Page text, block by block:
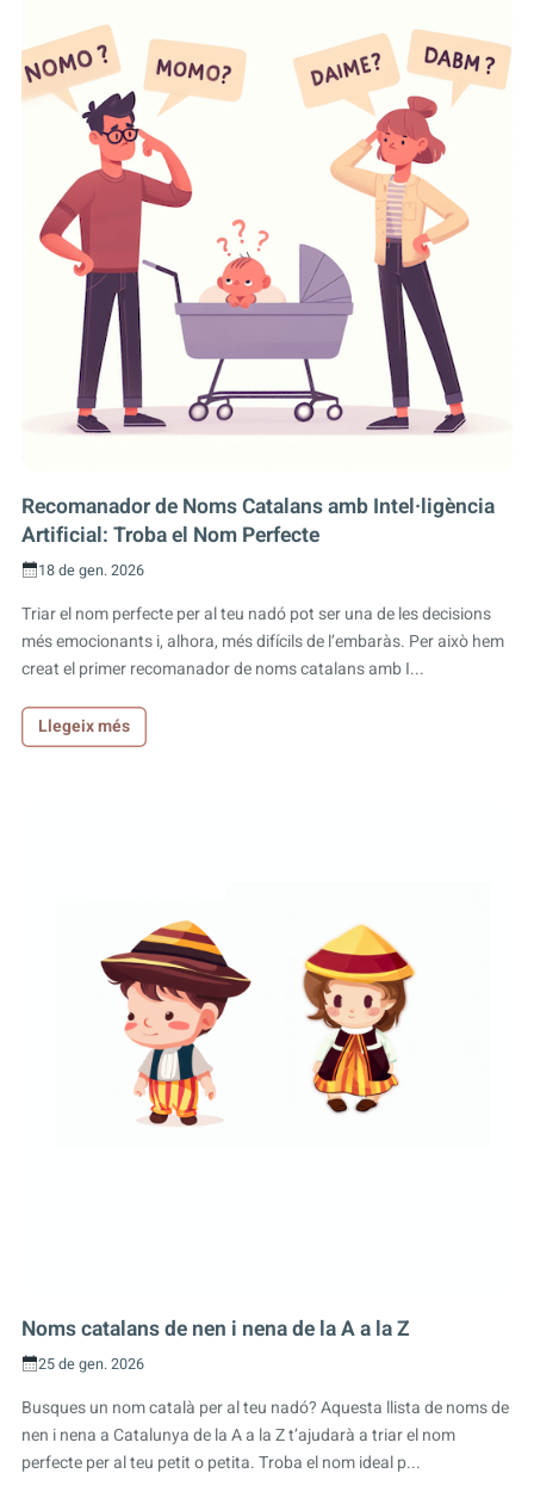
Recomanador de Noms Catalans amb Intel·ligència
Artificial: Troba el Nom Perfecte
18 de gen. 2026
Triar el nom perfecte per al teu nadó pot ser una de les decisions
més emocionants i, alhora, més difícils de l’embaràs. Per això hem
creat el primer recomanador de noms catalans amb I...
Llegeix més
Noms catalans de nen i nena de la A a la Z
25 de gen. 2026
Busques un nom català per al teu nadó? Aquesta llista de noms de
nen i nena a Catalunya de la A a la Z t’ajudarà a triar el nom
perfecte per al teu petit o petita. Troba el nom ideal p...